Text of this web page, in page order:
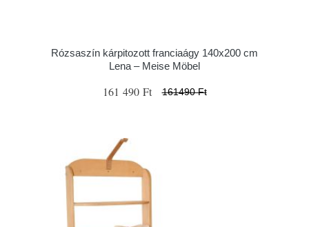
Rózsaszín kárpitozott franciaágy 140x200 cm
Lena – Meise Möbel
161 490 Ft 161490 Ft